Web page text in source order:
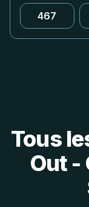
467
Tous
Out -